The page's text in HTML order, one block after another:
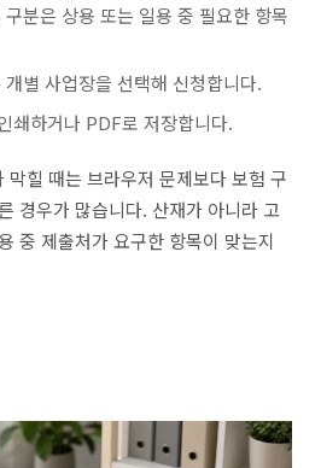
분은 상용 또는 일용 중 필요한 항목
별 사업장을 선택해 신청합니다.
쇄하거나 PDF로 저장합니다.
막힐 때는 브라우저 문제보다 보험 구
경우가 많습니다. 산재가 아니라 고
중 제출처가 요구한 항목이 맞는지